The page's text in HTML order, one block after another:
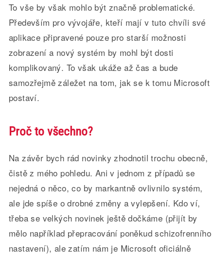
To vše by však mohlo být značně problematické.
Především pro vývojáře, kteří mají v tuto chvíli své
aplikace připravené pouze pro starší možnosti
zobrazení a nový systém by mohl být dosti
komplikovaný. To však ukáže až čas a bude
samozřejmě záležet na tom, jak se k tomu Microsoft
postaví.
Proč to všechno?
Na závěr bych rád novinky zhodnotil trochu obecně,
čistě z mého pohledu. Ani v jednom z případů se
nejedná o něco, co by markantně ovlivnilo systém,
ale jde spíše o drobné změny a vylepšení. Kdo ví,
třeba se velkých novinek ještě dočkáme (přijít by
mělo například přepracování poněkud schizofrenního
nastavení), ale zatím nám je Microsoft oficiálně